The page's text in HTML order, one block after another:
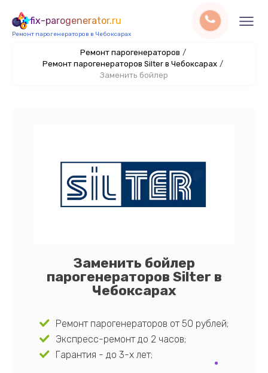
fix-parogenerator.ru
Ремонт парогенераторов в Чебоксарах
Ремонт парогенераторов /
Ремонт парогенераторов Silter в Чебоксарах /
Заменить бойлер
Заменить бойлер
парогенераторов Silter в
Чебоксарах
Ремонт парогенераторов от 50 рублей;
Экспресс-ремонт до 2 часов;
Гарантия - до 3-х лет;